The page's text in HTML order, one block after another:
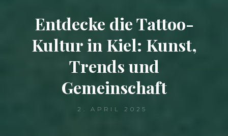
Entdecke die Tattoo-
Kultur in Kiel: Kunst,
Trends und
Gemeinschaft
2. APRIL 2025